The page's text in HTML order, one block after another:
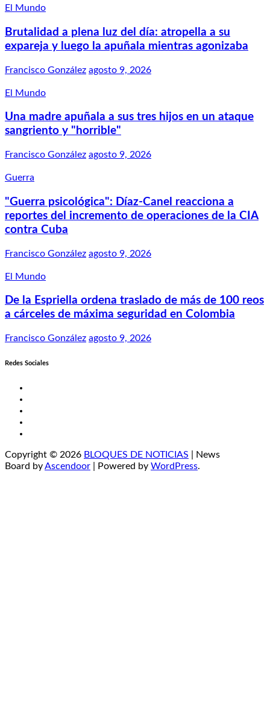
El Mundo
Brutalidad a plena luz del día: atropella a su
expareja y luego la apuñala mientras agonizaba
Francisco González agosto 9, 2026
El Mundo
Una madre apuñala a sus tres hijos en un ataque
sangriento y "horrible"
Francisco González agosto 9, 2026
Guerra
"Guerra psicológica": Díaz-Canel reacciona a
reportes del incremento de operaciones de la CIA
contra Cuba
Francisco González agosto 9, 2026
El Mundo
De la Espriella ordena traslado de más de 100 reos
a cárceles de máxima seguridad en Colombia
Francisco González agosto 9, 2026
Redes Sociales
Copyright © 2026 BLOQUES DE NOTICIAS | News
Board byAscendoor | Powered by WordPress.